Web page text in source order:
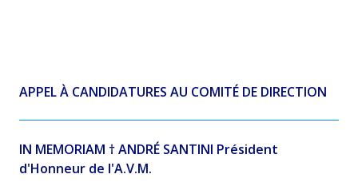
APPEL À CANDIDATURES AU COMITÉ DE DIRECTION
IN MEMORIAM † ANDRÉ SANTINI Président
d'Honneur de l'A.V.M.